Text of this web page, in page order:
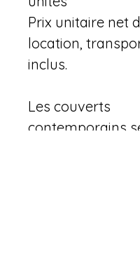
Prix unitaire net
location,
inclus.
Les couverts
contemporains